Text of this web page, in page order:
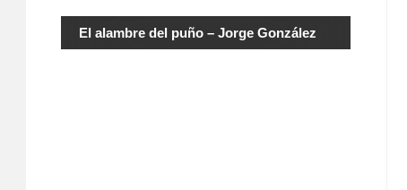
El alambre del puño – Jorge González